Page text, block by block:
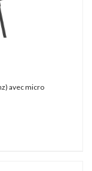
avec micro